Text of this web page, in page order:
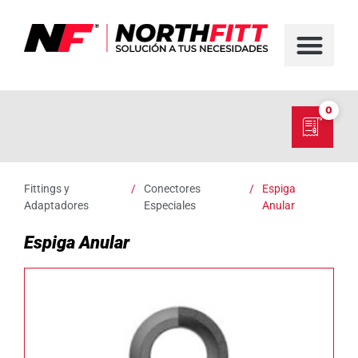
0
Fittings y
Adaptadores
/
Conectores
Especiales
/
Espiga
Anular
Espiga Anular